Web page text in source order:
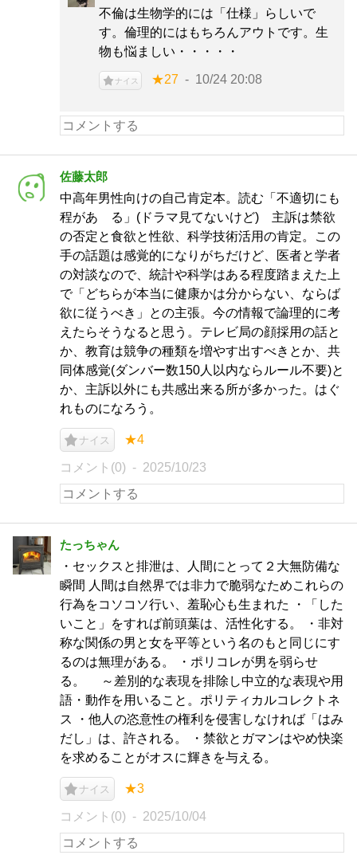
不倫は生物学的には「仕様」らしいで
す。倫理的にはもちろんアウトです。生
物も悩ましい・・・・・
ナイス ★27 10/24 20:08
佐藤太郎
中高年男性向けの自己肯定本。読む「不適切にも
程があ る」(ドラマ見てないけど) 主訴は禁欲
の否定と食欲と性欲、科学技術活用の肯定。この
手の話題は感覚的になりがちだけど、医者と学者
の対談なので、統計や科学はある程度踏まえた上
で「どちらが本当に健康かは分からない、ならば
欲に従うべき」との主張。今の情報で論理的に考
えたらそうなると思う。テレビ局の顔採用の話と
か、教育は競争の種類を増やす出すべきとか、共
同体感覚(ダンバー数150人以内ならルール不要)と
か、主訴以外にも共感出来る所が多かった。はぐ
れものになろう。
ナイス ★4
コメント(0) 2025/10/23
たっちゃん
・セックスと排泄は、人間にとって２大無防備な
瞬間 人間は自然界では非力で脆弱なためこれらの
行為をコソコソ行い、羞恥心も生まれた ・「した
いこと」をすれば前頭葉は、活性化する。 ・非対
称な関係の男と女を平等という名のもと同じにす
るのは無理がある。 ・ポリコレが男を弱らせ
る。 ～差別的な表現を排除し中立的な表現や用
語・動作を用いること。ポリティカルコレクトネ
ス ・他人の恣意性の権利を侵害しなければ「はみ
だし」は、許される。 ・禁欲とガマンはやめ快楽
を求めることがオスに輝きを与える。
ナイス ★3
コメント(0) 2025/10/04